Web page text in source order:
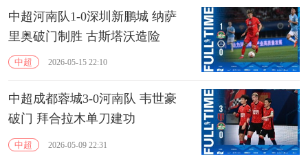
中超河南队1-0深圳新鹏城 纳萨
里奥破门制胜 古斯塔沃造险
中超 2026-05-15 22:10
中超成都蓉城3-0河南队 韦世豪
破门 拜合拉木单刀建功
中超 2026-05-09 22:31